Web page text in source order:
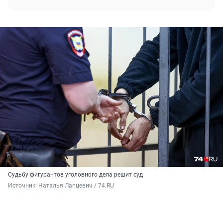
Судьбу фигурантов уголовного дела решит суд
Источник: Наталья Лапцевич / 74.RU